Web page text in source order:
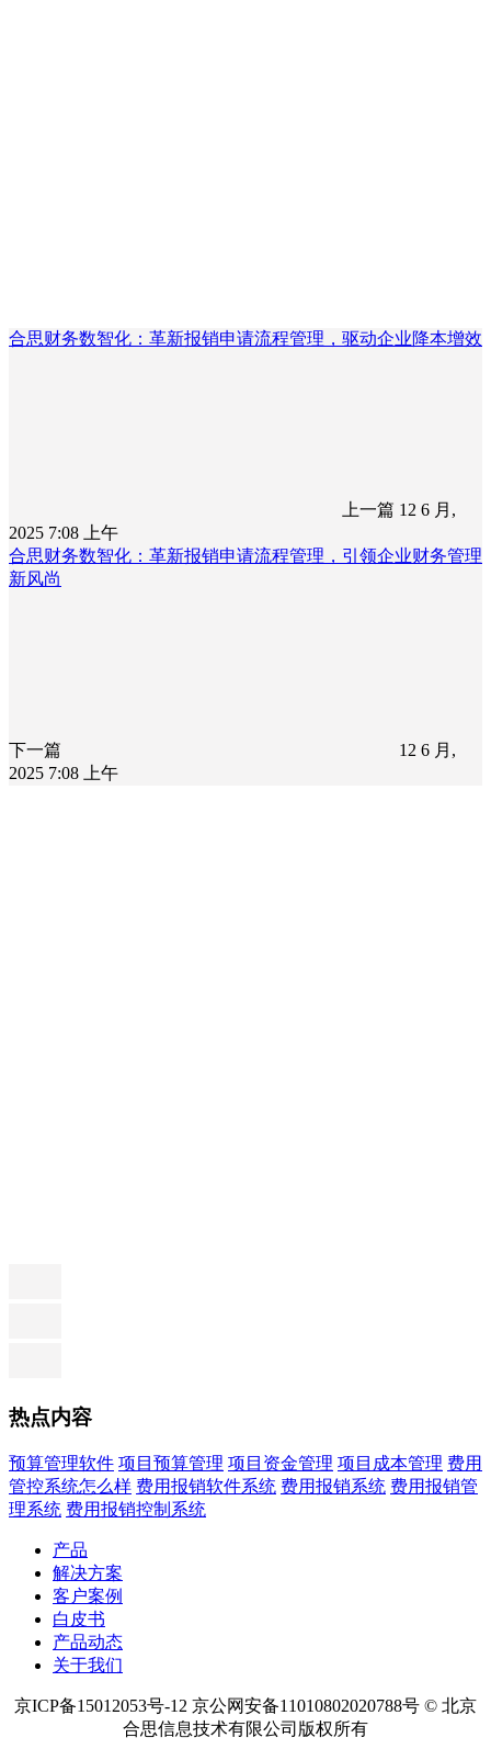
合思财务数智化：革新报销申请流程管理，驱动企业降本增效
上一篇 12 6 月,
2025 7:08 上午
合思财务数智化：革新报销申请流程管理，引领企业财务管理
新风尚
下一篇
12 6 月,
2025 7:08 上午
热点内容
预算管理软件 项目预算管理 项目资金管理 项目成本管理 费用
管控系统怎么样 费用报销软件系统 费用报销系统 费用报销管
理系统 费用报销控制系统
产品
解决方案
客户案例
白皮书
产品动态
关于我们
京ICP备15012053号-12 京公网安备11010802020788号 © 北京
合思信息技术有限公司版权所有